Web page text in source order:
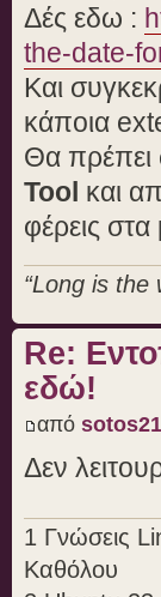
Δές εδω :
the-date-
Και
κάποια
Θα πρέπει
Tool και
φέρεις
“Long is the
Re:
εδώ!
από sotos21
Δεν
1 Γνώσεις
Καθόλου